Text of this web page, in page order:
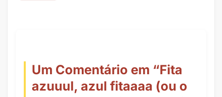
Um Comentário em “Fita
azuuul, azul fitaaaa (ou o